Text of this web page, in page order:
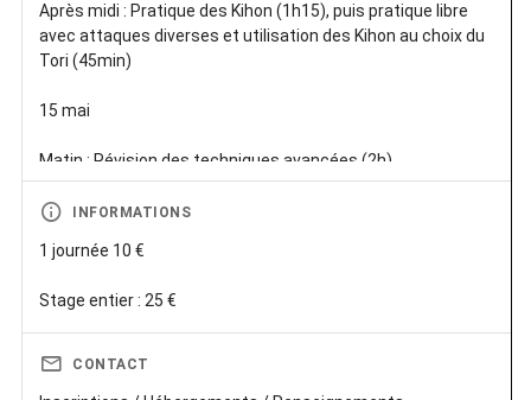
Après midi : Pratique des Kihon (1h15), puis pratique libre
avec attaques diverses et utilisation des Kihon au choix du
Tori (45min)
15 mai
Matin : Révision des techniques avancées (2h)
Après midi : Pratique des techniques avancées (1h30) +
Travail libre avec les techniques avancées au choix du Tori
Matin : Travail spécifique sur la relation UKE-TORI,
développer le « être avec », oublier les muscles et la dualité
INFORMATIONS
1 journée 10 €
CONTACT